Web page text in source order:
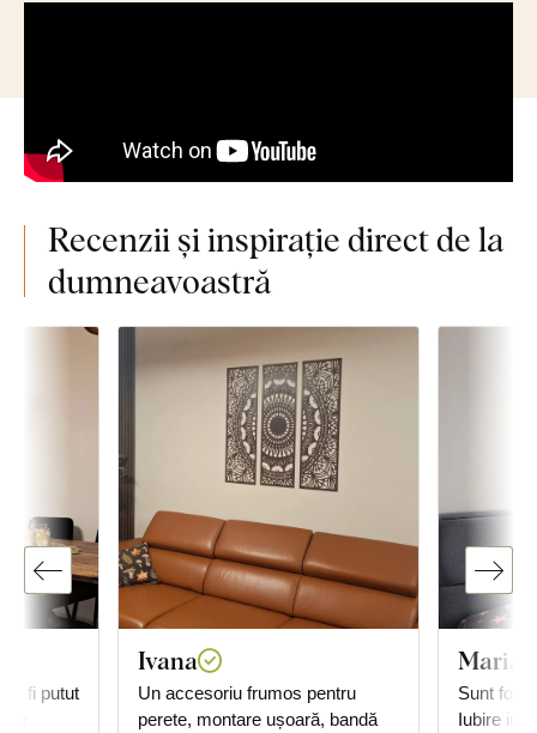
Recenzii și inspirație direct de la
dumneavoastră
ar fi putut
Ivana
Un accesoriu frumos pentru
perete, montare ușoară, bandă
Maria
Sunt
Iubire